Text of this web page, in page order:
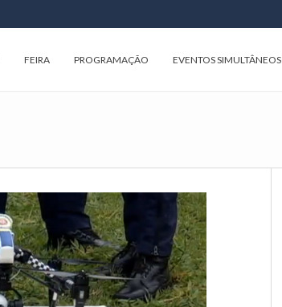
FEIRA PROGRAMAÇÃO EVENTOS SIMULTÂNEOS